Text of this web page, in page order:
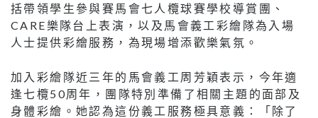
括帶領學生參與賽馬會七人欖球賽學校導賞團、
CARE樂隊台上表演，以及馬會義工彩繪隊為入場
人士提供彩繪服務，為現場增添歡樂氣氛。
加入彩繪隊近三年的馬會義工周芳穎表示，今年適
逢七欖50周年，團隊特別準備了相關主題的面部及
身體彩繪。她認為這份義工服務極具意義：「除了